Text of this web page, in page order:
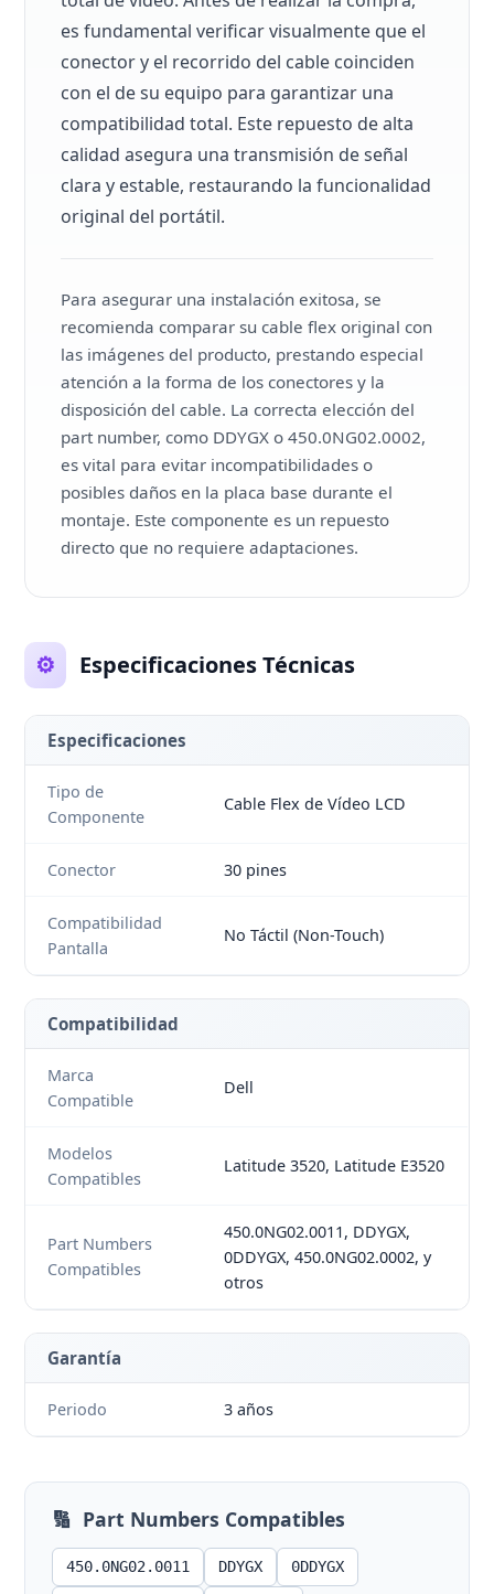
es fundamental verificar visualmente que el
conector y el recorrido del cable coinciden
con el de su equipo para garantizar una
compatibilidad total. Este repuesto de alta
calidad asegura una transmisión de señal
clara y estable, restaurando la funcionalidad
original del portátil.
Para asegurar una instalación exitosa, se
recomienda comparar su cable flex original con
las imágenes del producto, prestando especial
atención a la forma de los conectores y la
disposición del cable. La correcta elección del
part number, como DDYGX o 450.0NG02.0002,
es vital para evitar incompatibilidades o
posibles daños en la placa base durante el
montaje. Este componente es un repuesto
directo que no requiere adaptaciones.
⚙️ Especificaciones Técnicas
Especificaciones
Tipo de
Componente
Cable Flex de Vídeo LCD
Conector 30 pines
Compatibilidad
Pantalla
No Táctil (Non-Touch)
Compatibilidad
Marca
Compatible
Dell
Modelos
Compatibles
Latitude 3520, Latitude E3520
Part Numbers
Compatibles
450.0NG02.0011, DDYGX,
0DDYGX, 450.0NG02.0002, y
otros
Garantía
Periodo 3 años
🔢 Part Numbers Compatibles
450.0NG02.0011 DDYGX 0DDYGX